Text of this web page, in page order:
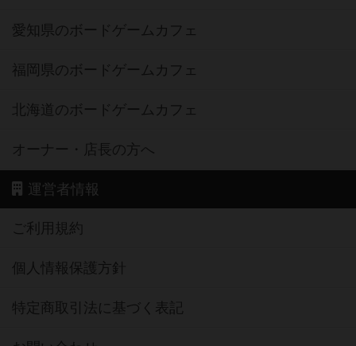
愛知県のボードゲームカフェ
福岡県のボードゲームカフェ
北海道のボードゲームカフェ
オーナー・店長の方へ
運営者情報
ご利用規約
個人情報保護方針
特定商取引法に基づく表記